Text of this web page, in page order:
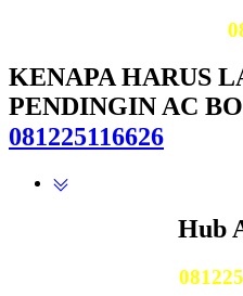
KENAPA HARUS
PENDINGIN AC
081225116626
Hub